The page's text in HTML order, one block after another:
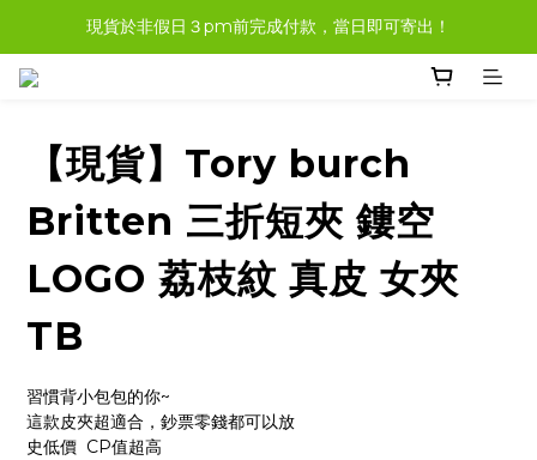
現貨商品，大多都可任選３樣免運哦。
現貨於非假日３pm前完成付款，當日即可寄出！
【現貨】Tory burch
Britten 三折短夾 鏤空
LOGO 荔枝紋 真皮 女夾
TB
習慣背小包包的你~
這款皮夾超適合，鈔票零錢都可以放
史低價  CP值超高